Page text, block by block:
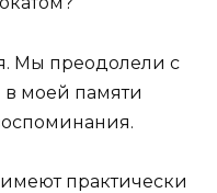
Мы преодолели с
в моей памяти
практически